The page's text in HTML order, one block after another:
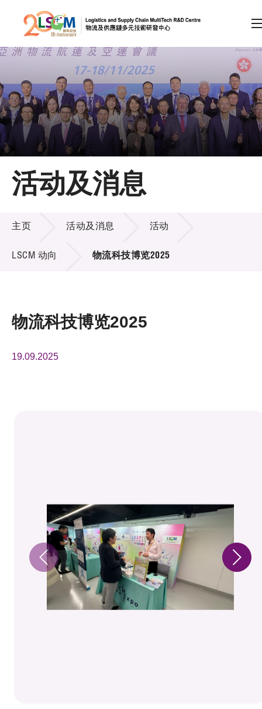
跳到内容（按回车键）
会员登录
A A EN 繁 简
主页
关于LSCM
技术商品化
项目及资助计划
活动及消息
活动及消息
活动及消息
主页 活动及消息 活动
LSCM 动向 物流科技博览2025
物流科技博览2025
19.09.2025